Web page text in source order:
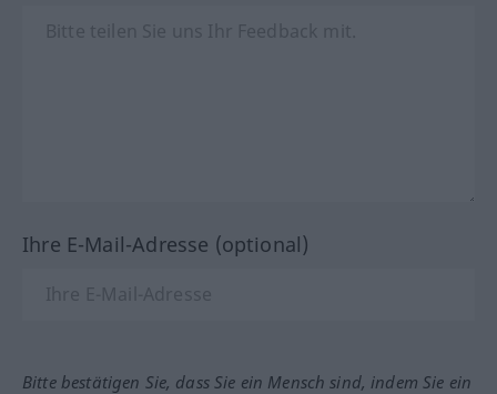
Ihre E-Mail-Adresse (optional)
Bitte bestätigen Sie, dass Sie ein Mensch sind, indem Sie ein